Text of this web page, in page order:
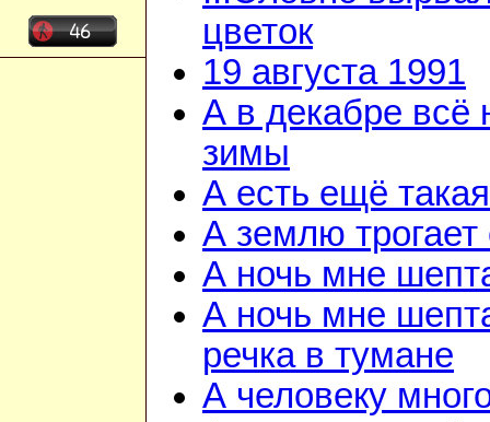
цветок
19 августа 1991
А в декабре всё
зимы
А есть ещё
А землю трогает
А ночь мне
А ночь мне
речка в тумане
А человеку